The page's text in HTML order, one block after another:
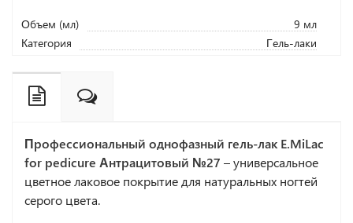
Объем (мл)
9 мл
Категория
Гель-лаки
Профессиональный однофазный гель-лак E.MiLac
for pedicure Антрацитовый №27 – универсальное
цветное лаковое покрытие для натуральных ногтей
серого цвета.